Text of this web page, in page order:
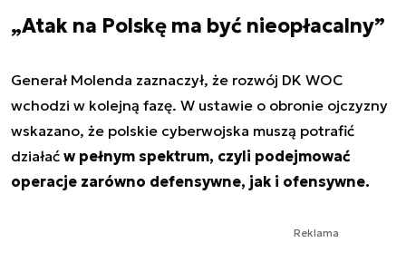
„Atak na Polskę ma być nieopłacalny”
Generał Molenda zaznaczył, że rozwój DK WOC
wchodzi w kolejną fazę. W ustawie o obronie ojczyzny
wskazano, że polskie cyberwojska muszą potrafić
działać w pełnym spektrum, czyli podejmować
operacje zarówno defensywne, jak i ofensywne.
Reklama